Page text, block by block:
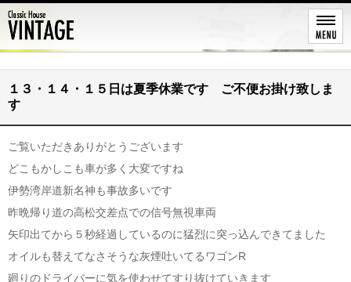
レストア
１３・１４・１５日は夏季休業です ご不便お掛け致しま
す
ご覧いただきありがとうございます
どこもかしこも車が多く大変ですね
伊勢湾岸道新名神も事故多いです
昨晩帰り道の高松交差点での信号無視車両
矢印出てから５秒経過しているのに猛烈に突っ込んできてました
オイルも替えてなさそうな灰煙吐いてるワゴンR
廻りのドライバーに気を使わせてすり抜けていきます